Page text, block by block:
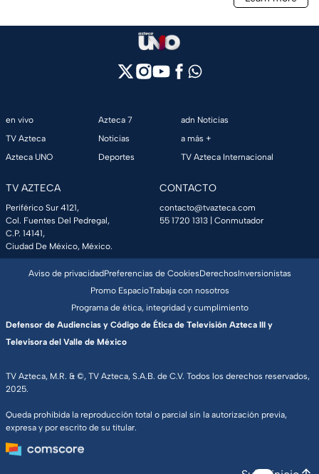
en vivo
TV Azteca
Azteca UNO
Azteca 7
Noticias
Deportes
adn Noticias
a más +
TV Azteca Internacional
TV AZTECA
Periférico Sur 4121,
Col. Fuentes Del Pedregal,
C.P. 14141,
Ciudad De México, México.
CONTACTO
contacto@tvazteca.com
55 1720 1313 | Conmutador
TV Azteca, M.R. & ©, TV Azteca, S.A.B. de C.V. Todos los derechos reservados,
2025.
Queda prohibida la reproducción total o parcial sin la autorización previa,
expresa y por escrito de su titular.
Aviso de privacidadPreferencias de CookiesDerechosInversionistas
Promo EspacioTrabaja con nosotros
Programa de ética, integridad y cumplimiento
Defensor de Audiencias y Código de Ética de Televisión Azteca III y
Televisora del Valle de México